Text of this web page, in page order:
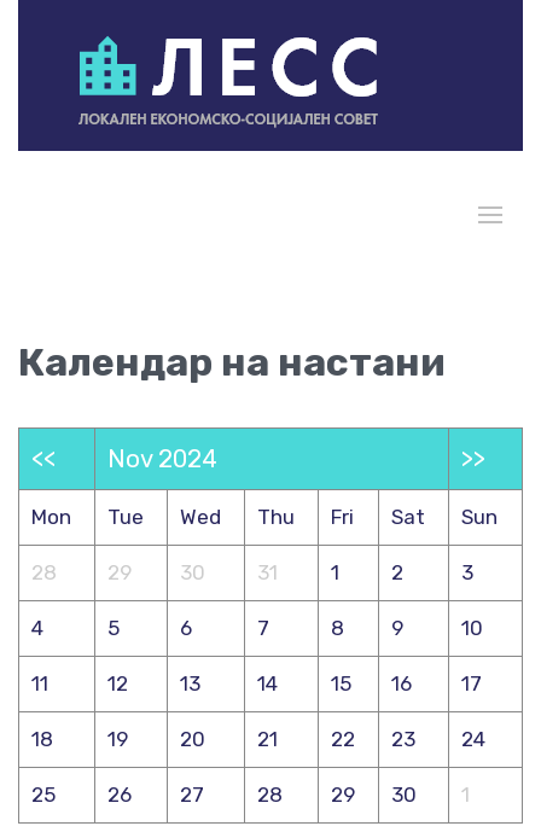
Календар на настани
<< Nov 2024 >>
Mon Tue Wed Thu Fri Sat Sun
28 29 30 31 1 2 3
4 5 6 7 8 9 10
11 12 13 14 15 16 17
18 19 20 21 22 23 24
25 26 27 28 29 30 1